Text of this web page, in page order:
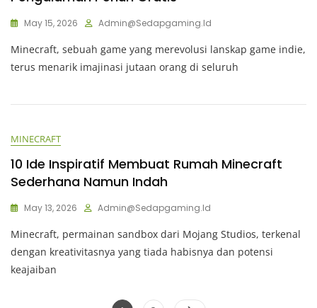
May 15, 2026 Admin@sedapgaming.id
Minecraft, sebuah game yang merevolusi lanskap game indie,
terus menarik imajinasi jutaan orang di seluruh
MINECRAFT
10 Ide Inspiratif Membuat Rumah Minecraft
Sederhana Namun Indah
May 13, 2026 Admin@sedapgaming.id
Minecraft, permainan sandbox dari Mojang Studios, terkenal
dengan kreativitasnya yang tiada habisnya dan potensi
keajaiban